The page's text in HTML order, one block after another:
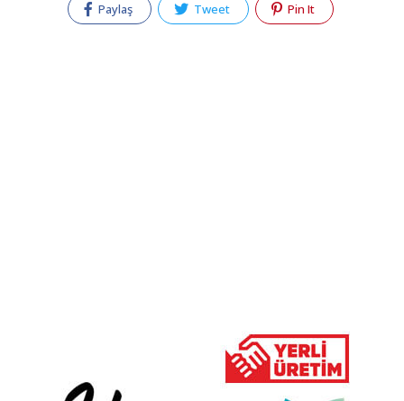
Paylaş Tweet Pin It